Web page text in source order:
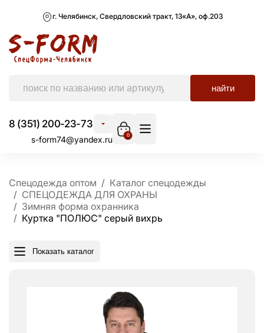
г. Челябинск, Свердловский тракт, 13«А», оф.203
найти
8 (351) 200-23-73
s-form74@yandex.ru 0
Спецодежда оптом
Каталог спецодежды
СПЕЦОДЕЖДА ДЛЯ ОХРАНЫ
Зимняя форма охранника
Куртка "ПОЛЮС" серый вихрь
Показать каталог